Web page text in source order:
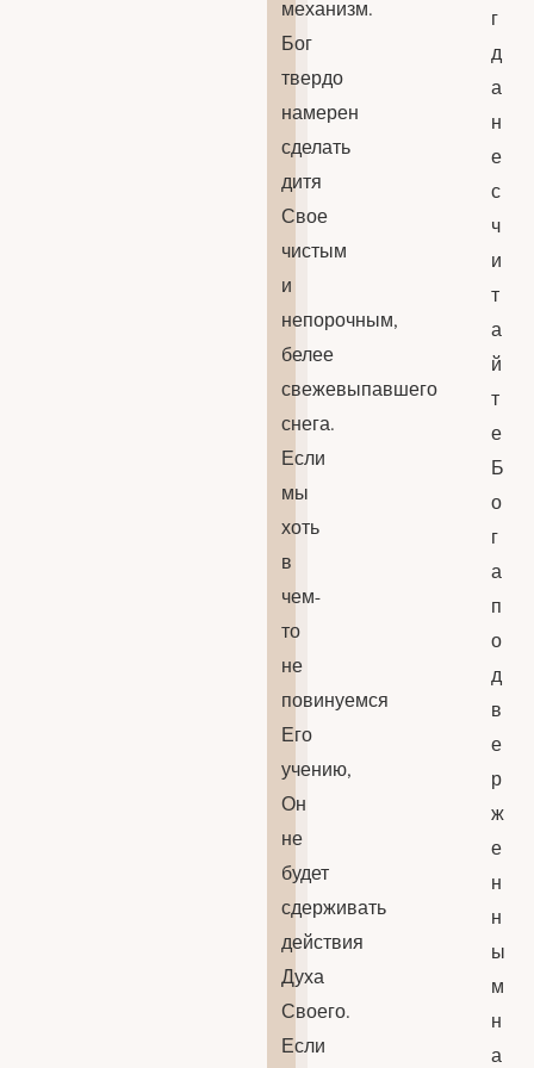
механизм.
Бог
твердо
намерен
сделать
дитя
Свое
чистым
и
непорочным,
белее
свежевыпавшего
снега.
Если
мы
хоть
в
чем-
то
не
повинуемся
Его
учению,
Он
не
будет
сдерживать
действия
Духа
Своего.
Если
г
д
а
н
е
с
ч
и
т
а
й
т
е
Б
о
г
а
п
о
д
в
е
р
ж
е
н
н
ы
м
н
а